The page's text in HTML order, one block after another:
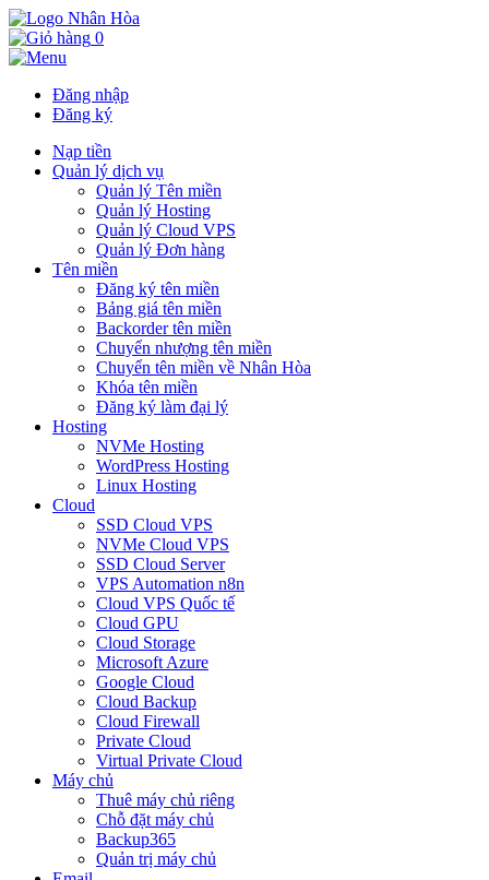
0
Đăng nhập
Đăng ký
Nạp tiền
Quản lý dịch vụ
Quản lý Tên miền
Quản lý Hosting
Quản lý Cloud VPS
Quản lý Đơn hàng
Tên miền
Đăng ký tên miền
Bảng giá tên miền
Backorder tên miền
Chuyển nhượng tên miền
Chuyển tên miền về Nhân Hòa
Khóa tên miền
Đăng ký làm đại lý
Hosting
NVMe Hosting
WordPress Hosting
Linux Hosting
Cloud
SSD Cloud VPS
NVMe Cloud VPS
SSD Cloud Server
VPS Automation n8n
Cloud VPS Quốc tế
Cloud GPU
Cloud Storage
Microsoft Azure
Google Cloud
Cloud Backup
Cloud Firewall
Private Cloud
Virtual Private Cloud
Máy chủ
Thuê máy chủ riêng
Chỗ đặt máy chủ
Backup365
Quản trị máy chủ